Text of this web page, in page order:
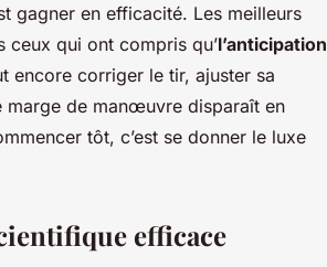
gagner en efficacité. Les meilleurs
ceux qui ont compris qu’l’anticipation
encore corriger le tir, ajuster sa
marge de manœuvre disparaît en
tôt, c’est se donner le luxe
efficace